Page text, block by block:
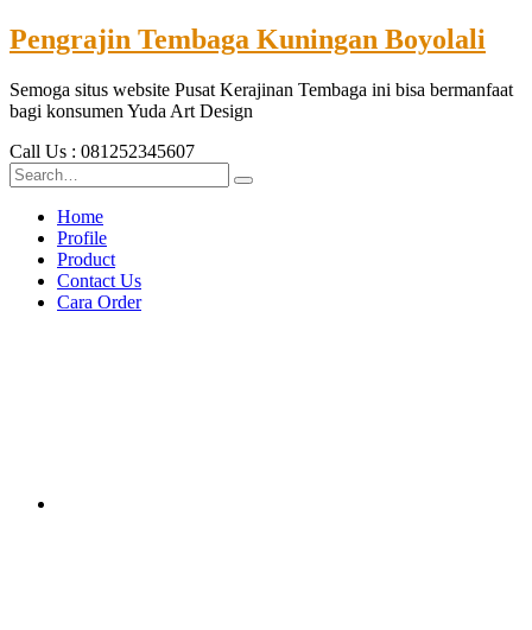
Pengrajin Tembaga Kuningan Boyolali
Semoga situs website Pusat Kerajinan Tembaga ini bisa bermanfaat
bagi konsumen Yuda Art Design
Call Us : 081252345607
Home
Profile
Product
Contact Us
Cara Order